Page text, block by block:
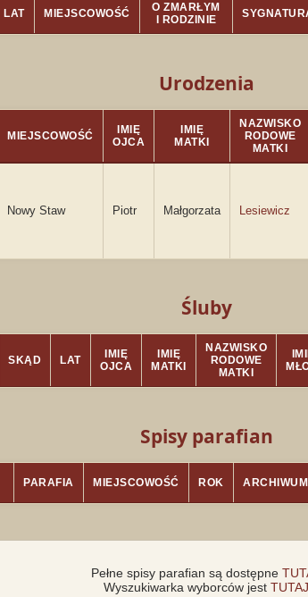
LAT MIEJSCOWOŚĆ
O ZMARŁYM
I RODZINIE
Urodzenia
MIEJSCOWOŚĆ
IMIĘ
OJCA
IMIĘ
MATKI
NAZWISKO
RODOWE
MATKI
Nowy Staw Piotr Małgorzata Lesiewicz
Śluby
SKĄD LAT
IMIĘ
OJCA
IMIĘ
MATKI
NAZWISKO
RODOWE
MATKI
Spisy parafian
PARAFIA MIEJSCOWOŚĆ ROK
Pełne spisy parafian są dostępne
Wyszukiwarka wyborców jest TUTAJ